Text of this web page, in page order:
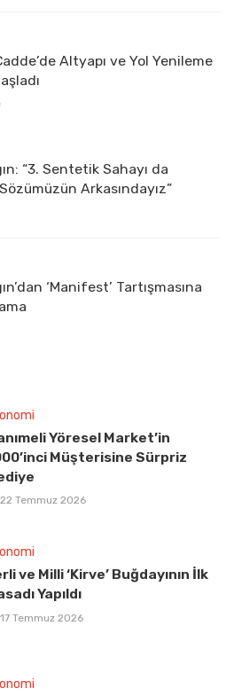
Altyapı ve Yol Yenileme
“3. Sentetik Sahayı da
Arkasındayız”
‘Manifest’ Tartışmasına
Yöresel Market’in
Müşterisine Sürpriz
22 Temmuz 2026
ve Milli ‘Kirve’ Buğdayının İlk
Yapıldı
17 Temmuz 2026